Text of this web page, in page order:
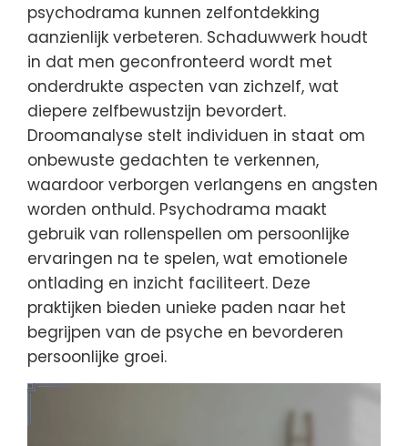
psychodrama kunnen zelfontdekking
aanzienlijk verbeteren. Schaduwwerk houdt
in dat men geconfronteerd wordt met
onderdrukte aspecten van zichzelf, wat
diepere zelfbewustzijn bevordert.
Droomanalyse stelt individuen in staat om
onbewuste gedachten te verkennen,
waardoor verborgen verlangens en angsten
worden onthuld. Psychodrama maakt
gebruik van rollenspellen om persoonlijke
ervaringen na te spelen, wat emotionele
ontlading en inzicht faciliteert. Deze
praktijken bieden unieke paden naar het
begrijpen van de psyche en bevorderen
persoonlijke groei.